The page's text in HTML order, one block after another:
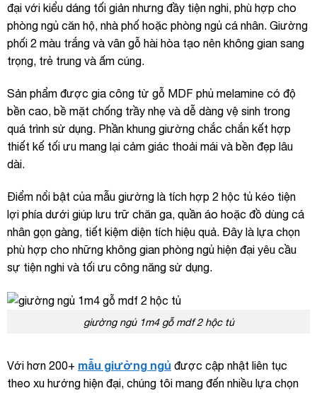
đại với kiểu dáng tối giản nhưng đầy tiện nghi, phù hợp cho
phòng ngủ căn hộ, nhà phố hoặc phòng ngủ cá nhân. Giường
phối 2 màu trắng và vân gỗ hài hòa tạo nên không gian sang
trọng, trẻ trung và ấm cúng.
Sản phẩm được gia công từ gỗ MDF phủ melamine có độ
bền cao, bề mặt chống trầy nhẹ và dễ dàng vệ sinh trong
quá trình sử dụng. Phần khung giường chắc chắn kết hợp
thiết kế tối ưu mang lại cảm giác thoải mái và bền đẹp lâu
dài.
Điểm nổi bật của mẫu giường là tích hợp 2 hộc tủ kéo tiện
lợi phía dưới giúp lưu trữ chăn ga, quần áo hoặc đồ dùng cá
nhân gọn gàng, tiết kiệm diện tích hiệu quả. Đây là lựa chọn
phù hợp cho những không gian phòng ngủ hiện đại yêu cầu
sự tiện nghi và tối ưu công năng sử dụng.
giường ngủ 1m4 gỗ mdf 2 hộc tủ
Với hơn 200+ mẫu giường ngủ được cập nhật liên tục
theo xu hướng hiện đại, chúng tôi mang đến nhiều lựa chọn